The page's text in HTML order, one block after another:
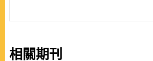
相關期刊